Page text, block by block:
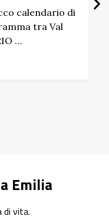
di
tra Val
Emilia
di vita.